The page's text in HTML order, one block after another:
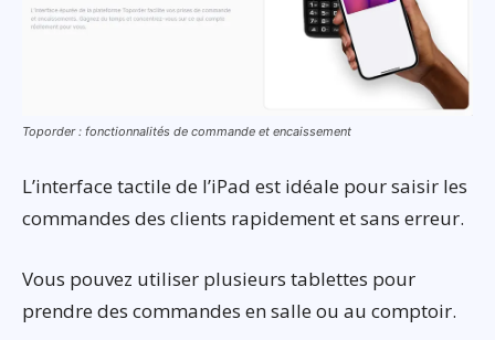
Toporder : fonctionnalités de commande et encaissement
L’interface tactile de l’iPad est idéale pour saisir les
commandes des clients rapidement et sans erreur.
Vous pouvez utiliser plusieurs tablettes pour
prendre des commandes en salle ou au comptoir.